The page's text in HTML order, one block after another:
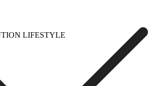
LIFESTYLE